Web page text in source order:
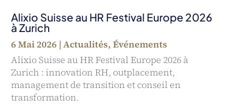
Alixio Suisse au HR Festival Europe 2026
à Zurich
6 Mai 2026 |Actualités,Événements
Alixio Suisse au HR Festival Europe 2026 à
Zurich : innovation RH, outplacement,
management de transition et conseil en
transformation.